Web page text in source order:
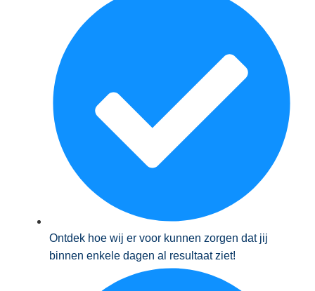
Ontdek hoe wij er voor kunnen zorgen dat jij
binnen enkele dagen al resultaat ziet!